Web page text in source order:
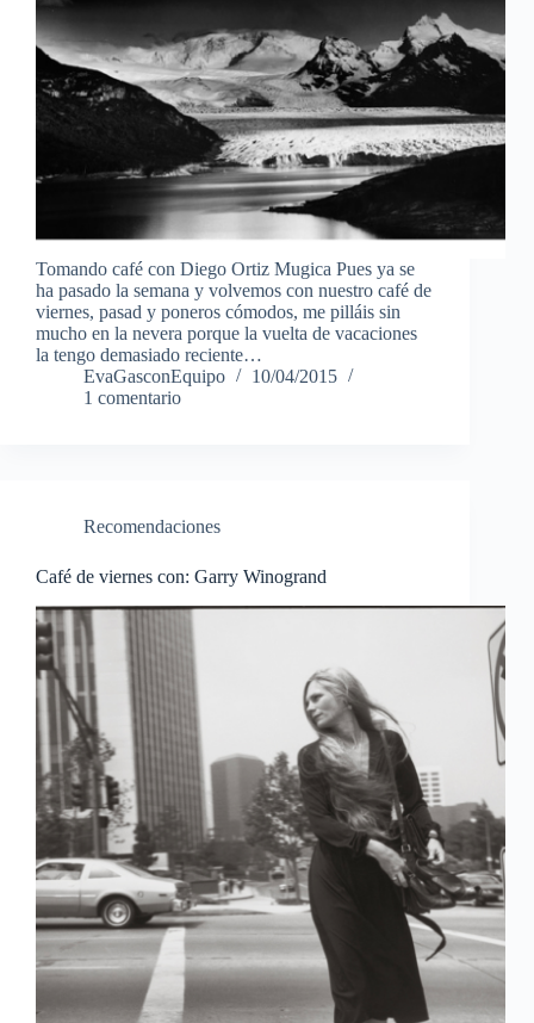
Tomando café con Diego Ortiz Mugica Pues ya se
ha pasado la semana y volvemos con nuestro café de
viernes, pasad y poneros cómodos, me pilláis sin
mucho en la nevera porque la vuelta de vacaciones
la tengo demasiado reciente…
EvaGasconEquipo
10/04/2015
1 comentario
Recomendaciones
Café de viernes con: Garry Winogrand